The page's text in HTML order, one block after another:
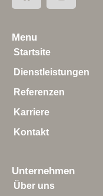
Menu
Startsite
Dienstleistungen
Referenzen
Karriere
Kontakt
Unternehmen
Über uns